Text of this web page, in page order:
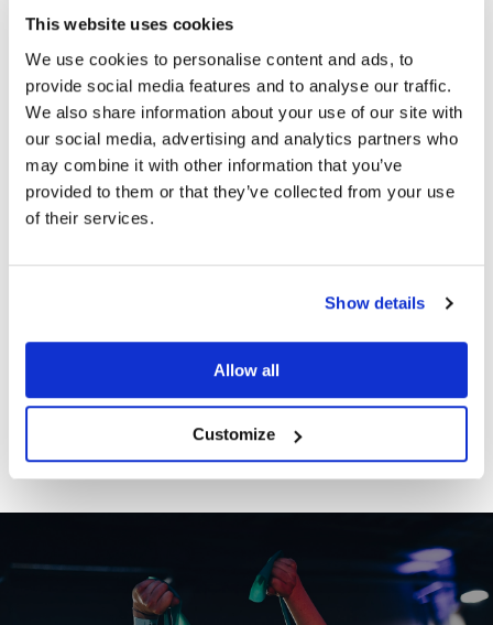
This website uses cookies
We use cookies to personalise content and ads, to
provide social media features and to analyse our traffic.
We also share information about your use of our site with
our social media, advertising and analytics partners who
may combine it with other information that you’ve
provided to them or that they’ve collected from your use
of their services.
Show details
Allow all
Customize
10
MAR
2019
CORRIDA DOS SALESIANOS